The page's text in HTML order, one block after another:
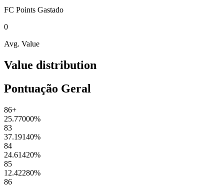
FC Points Gastado
0
Avg. Value
Value distribution
Pontuação Geral
86+
25.77000%
83
37.19140%
84
24.61420%
85
12.42280%
86